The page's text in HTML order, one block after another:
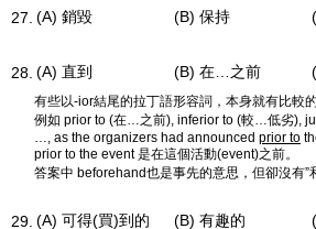
27. (A) 銷毀 (B) 保持
28. (A) 直到 (B) 在…之前
有些以-ior結尾的拉丁語形容詞，本身就有比較的
例如 prior to (在…之前), inferior to (較…低劣),
…, as the organizers had announced prior to
prior to the event 是在這個活動(event)之前。
答案中 beforehand也是事先的意思，但卻沒有
29. (A) 可得(買)到的 (B) 有趣的